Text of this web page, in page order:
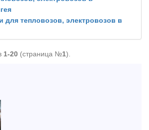
для тепловозов, электровозов в
1-20 (страница №1).